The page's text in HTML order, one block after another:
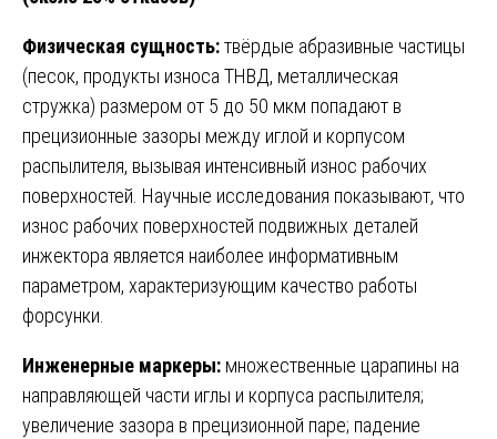
Физическая сущность:твёрдые абразивные частицы
(песок, продукты износа ТНВД, металлическая
стружка) размером от 5 до 50 мкм попадают в
прецизионные зазоры между иглой и корпусом
распылителя, вызывая интенсивный износ рабочих
поверхностей. Научные исследования показывают, что
износ рабочих поверхностей подвижных деталей
инжектора является наиболее информативным
параметром, характеризующим качество работы
форсунки.
Инженерные маркеры: множественные царапины на
направляющей части иглы и корпуса распылителя;
увеличение зазора в прецизионной паре; падение